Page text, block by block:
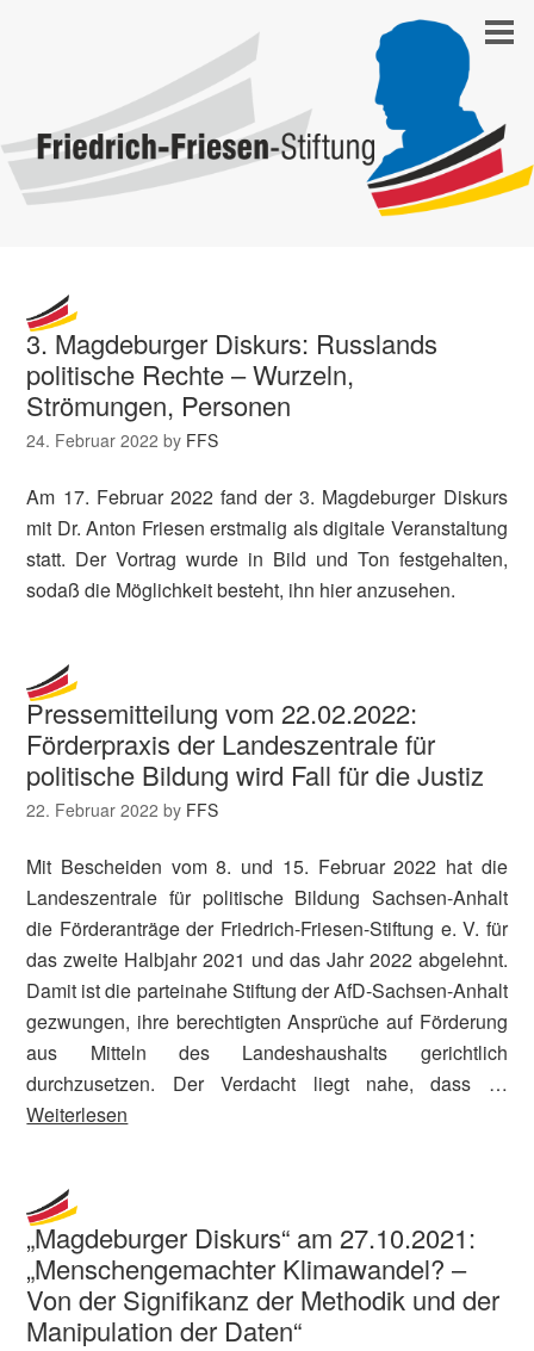
3. Magdeburger Diskurs: Russlands
politische Rechte – Wurzeln,
Strömungen, Personen
24. Februar 2022 by FFS
Am 17. Februar 2022 fand der 3. Magdeburger Diskurs
mit Dr. Anton Friesen erstmalig als digitale Veranstaltung
statt. Der Vortrag wurde in Bild und Ton festgehalten,
sodaß die Möglichkeit besteht, ihn hier anzusehen.
Pressemitteilung vom 22.02.2022:
Förderpraxis der Landeszentrale für
politische Bildung wird Fall für die Justiz
22. Februar 2022 by FFS
Mit Bescheiden vom 8. und 15. Februar 2022 hat die
Landeszentrale für politische Bildung Sachsen-Anhalt
die Förderanträge der Friedrich-Friesen-Stiftung e. V. für
das zweite Halbjahr 2021 und das Jahr 2022 abgelehnt.
Damit ist die parteinahe Stiftung der AfD-Sachsen-Anhalt
gezwungen, ihre berechtigten Ansprüche auf Förderung
aus Mitteln des Landeshaushalts gerichtlich
durchzusetzen. Der Verdacht liegt nahe, dass …
Weiterlesen
„Magdeburger Diskurs“ am 27.10.2021:
„Menschengemachter Klimawandel? –
Von der Signifikanz der Methodik und der
Manipulation der Daten“